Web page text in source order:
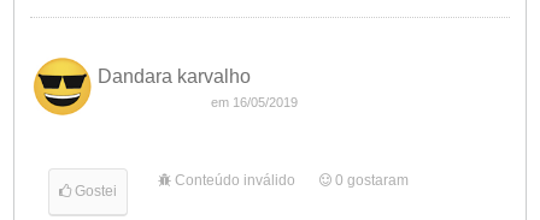
Dandara karvalho
em 16/05/2019
Gostei
Conteúdo inválido 0 gostaram